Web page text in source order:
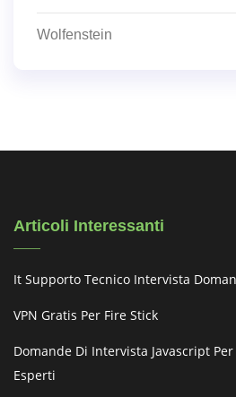
Wolfenstein
Articoli Interessanti
It Supporto Tecnico Intervista
VPN Gratis Per Fire Stick
Domande Di Intervista Javascript
Esperti